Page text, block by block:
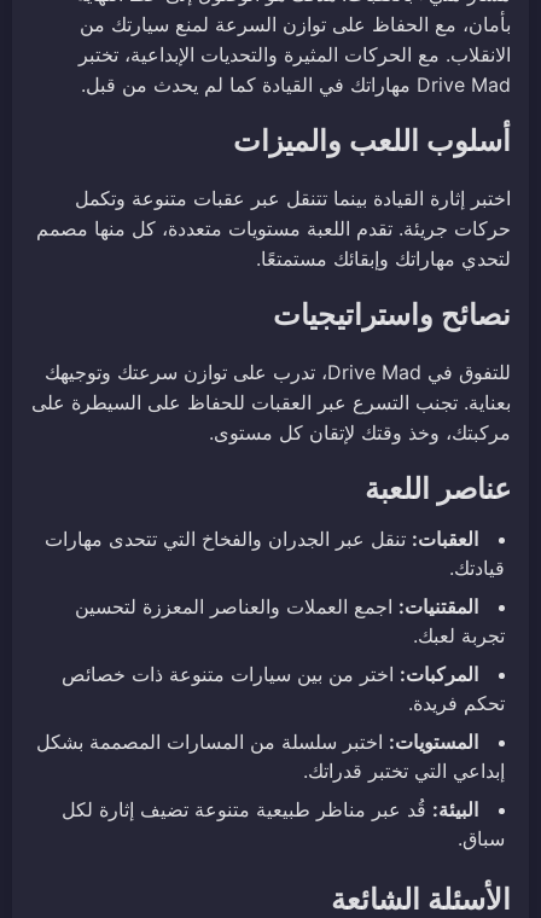
بأمان، مع الحفاظ على توازن السرعة لمنع سيارتك من
الانقلاب. مع الحركات المثيرة والتحديات الإبداعية، تختبر
Drive Mad مهاراتك في القيادة كما لم يحدث من قبل.
أسلوب اللعب والميزات
اختبر إثارة القيادة بينما تتنقل عبر عقبات متنوعة وتكمل
حركات جريئة. تقدم اللعبة مستويات متعددة، كل منها مصمم
لتحدي مهاراتك وإبقائك مستمتعًا.
نصائح واستراتيجيات
للتفوق في Drive Mad، تدرب على توازن سرعتك وتوجيهك
بعناية. تجنب التسرع عبر العقبات للحفاظ على السيطرة على
مركبتك، وخذ وقتك لإتقان كل مستوى.
عناصر اللعبة
العقبات: تنقل عبر الجدران والفخاخ التي تتحدى مهارات
قيادتك.
المقتنيات: اجمع العملات والعناصر المعززة لتحسين
تجربة لعبك.
المركبات: اختر من بين سيارات متنوعة ذات خصائص
تحكم فريدة.
المستويات: اختبر سلسلة من المسارات المصممة بشكل
إبداعي التي تختبر قدراتك.
البيئة: قُد عبر مناظر طبيعية متنوعة تضيف إثارة لكل
سباق.
الأسئلة الشائعة